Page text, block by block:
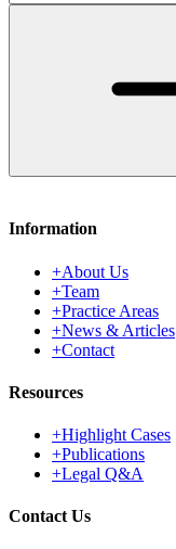
Information
+About Us
+Team
+Practice Areas
+News & Articles
+Contact
Resources
+Highlight Cases
+Publications
+Legal Q&A
Contact Us